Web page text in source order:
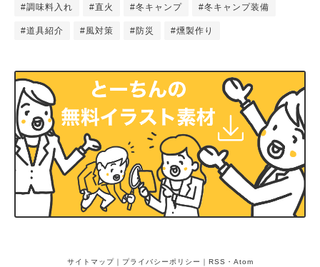
#調味料入れ #直火 #冬キャンプ #冬キャンプ装備
#道具紹介 #風対策 #防災 #燻製作り
サイトマップ｜ プライバシーポリシー ｜ RSS ・ Atom